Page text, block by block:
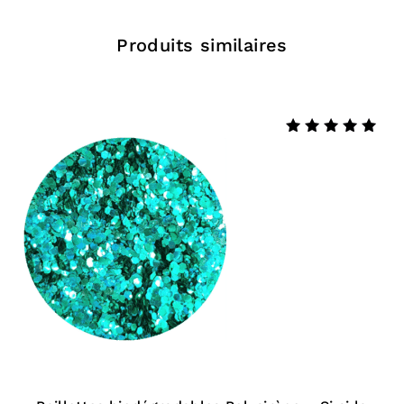
Comment retirer ton eyeliner ?
douche ou au lavabo (la matière glisse toute
seule, tout en douceur !)
Ou utilise ton démaquillant habituel.
Liste complète des
ingrédients
Produits similaires